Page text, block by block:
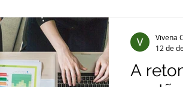
A
Vivena
12 de